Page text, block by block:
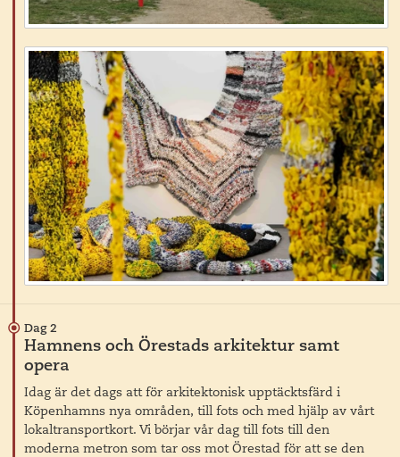
Dag 2
Hamnens och Örestads arkitektur samt
opera
Idag är det dags att för arkitektonisk upptäcktsfärd i
Köpenhamns nya områden, till fots och med hjälp av vårt
lokaltransportkort. Vi börjar vår dag till fots till den
moderna metron som tar oss mot Örestad för att se den